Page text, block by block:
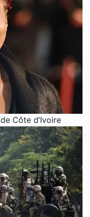
Côte d’Ivoire